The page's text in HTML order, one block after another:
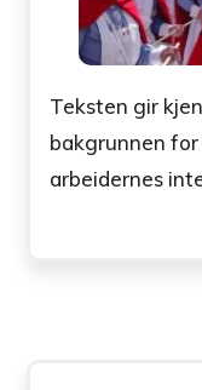
Teksten gir
bakgrunnen
arbeidernes